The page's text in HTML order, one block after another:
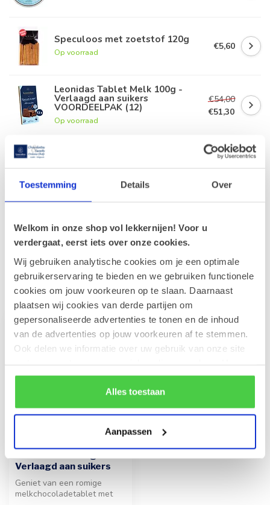
Toestemming Details Over
Welkom in onze shop vol lekkernijen! Voor u
verdergaat, eerst iets over onze cookies.
Wij gebruiken analytische cookies om je een optimale
gebruikerservaring te bieden en we gebruiken functionele
cookies om jouw voorkeuren op te slaan. Daarnaast
plaatsen wij cookies van derde partijen om
gepersonaliseerde advertenties te tonen en de inhoud
van de advertenties op jouw voorkeuren af te stemmen.
Ook delen we informatie over uw gebruik van onze site
rekening mee dat als je bepaalde cookies blokkeert, het
de correcte werking van de website kan verstoren.
Alles toestaan
Aanpassen
Speculoos met zoetstof 120g
Op voorraad
€5,60
Leonidas Tablet Melk 100g -
Verlaagd aan suikers
VOORDEELPAK (12)
Op voorraad
€54,00
€51,30
Vandererfven Abrikozen confituur
Op voorraad
Recent bekeken
LEONIDAS
Verlaagd aan suikers
Geniet van een romige
melkchocoladetablet met